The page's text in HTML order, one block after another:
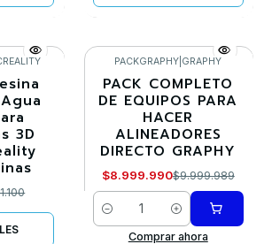
3D
-10%
PACKGRAPHY GRAPHY
PACK COMPLETO
DE EQUIPOS PARA
HACER
ALINEADORES
DIRECTO GRAPHY
$8.999.990$9.999.989
Cantidad
Comprar ahora